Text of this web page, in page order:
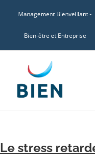
Management Bienveillant -
Bien-être et Entreprise
Le stress